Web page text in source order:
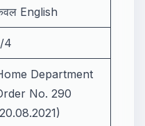
English
4
Department
No. 290